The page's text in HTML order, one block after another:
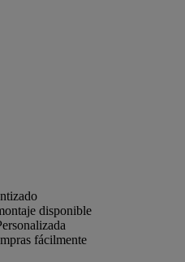
disponible
fácilmente